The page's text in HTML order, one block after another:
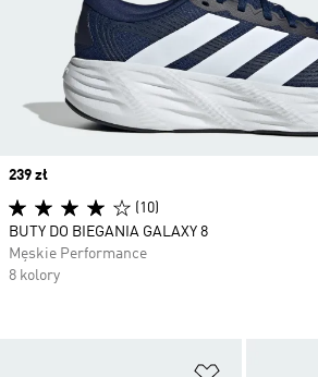
Price
239 zł
(10)
BUTY DO BIEGANIA GALAXY 8
Męskie Performance
8 kolory